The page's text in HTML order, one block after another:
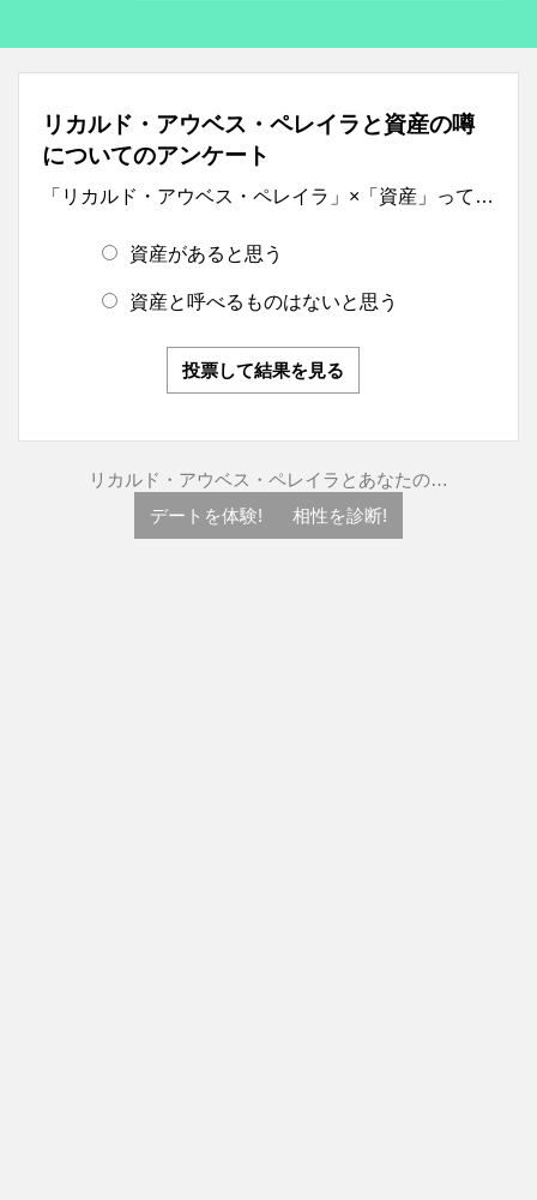
リカルド・アウベス・ペレイラと資産の噂
についてのアンケート
「リカルド・アウベス・ペレイラ」×「資産」って…
資産があると思う
資産と呼べるものはないと思う
投票して結果を見る
リカルド・アウベス・ペレイラとあなたの…
デートを体験!
相性を診断!